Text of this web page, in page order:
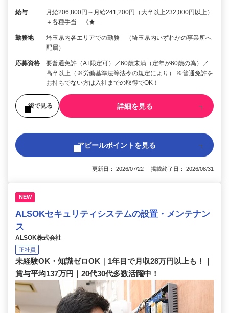
給与
月給206,800円～月給241,200円（大卒以上232,000円以上）
＋各種手当 《★…
勤務地
埼玉県内各エリアでの勤務 （埼玉県内いずれかの事業所へ
配属）
応募資格
要普通免許（AT限定可）／60歳未満（定年が60歳の為）／
高卒以上（※労働基準法等法令の規定により） ※普通免許を
お持ちでない方は入社までの取得でOK！
後で見る 詳細を見る
アピールポイントを見る
更新日： 2026/07/22 掲載終了日： 2026/08/31
NEW
ALSOKセキュリティシステムの設置・メンテナン
ス
ALSOK株式会社
正社員
未経験OK・知識ゼロOK｜1年目で月収28万円以上も！｜
賞与平均137万円｜20代30代多数活躍中！